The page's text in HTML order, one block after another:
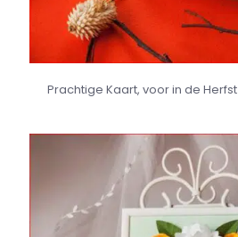
Prachtige Kaart, voor in de Herfst